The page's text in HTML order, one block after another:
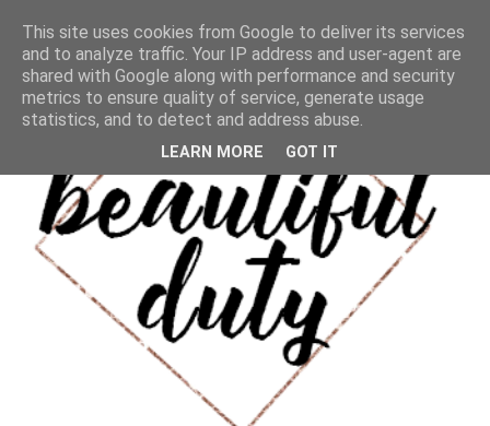
This site uses cookies from Google to deliver its services
and to analyze traffic. Your IP address and user-agent are
shared with Google along with performance and security
metrics to ensure quality of service, generate usage
statistics, and to detect and address abuse.
LEARN MORE GOT IT